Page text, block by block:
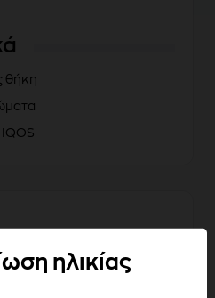
ηλικίας
θήκη